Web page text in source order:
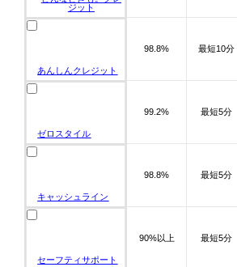
ジット
あんしんクレジット
98.8% 最短10分
ゼロスタイル
99.2% 最短5分
キャッシュライン
98.8% 最短5分
セーフティサポート
90%以上 最短5分